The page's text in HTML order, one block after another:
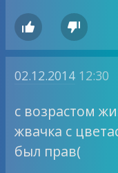
 
02.12.2014 12:30
с возрастом
жвачка с
был прав(